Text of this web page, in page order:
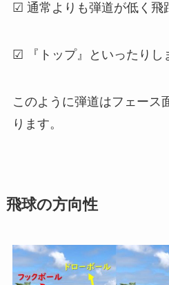
☑ 通常よりも弾道が低く飛
☑ 『トップ』といったりし
このように弾道はフェース
ります。
飛球の方向性